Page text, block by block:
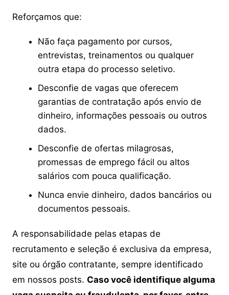
Reforçamos que:
Não faça pagamento por cursos,
entrevistas, treinamentos ou qualquer
outra etapa do processo seletivo.
Desconfie de vagas que oferecem
garantias de contratação após envio de
dinheiro, informações pessoais ou outros
dados.
Desconfie de ofertas milagrosas,
promessas de emprego fácil ou altos
salários com pouca qualificação.
Nunca envie dinheiro, dados bancários ou
documentos pessoais.
A responsabilidade pelas etapas de
recrutamento e seleção é exclusiva da empresa,
site ou órgão contratante, sempre identificado
em nossos posts. Caso você identifique alguma